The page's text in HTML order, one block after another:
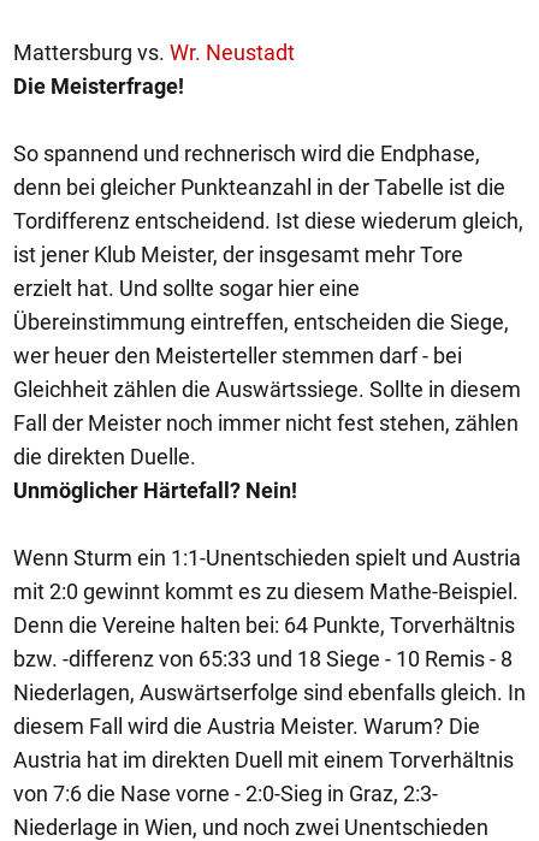
Mattersburg vs. Wr. Neustadt
Die Meisterfrage!
So spannend und rechnerisch wird die Endphase,
denn bei gleicher Punkteanzahl in der Tabelle ist die
Tordifferenz entscheidend. Ist diese wiederum gleich,
ist jener Klub Meister, der insgesamt mehr Tore
erzielt hat. Und sollte sogar hier eine
Übereinstimmung eintreffen, entscheiden die Siege,
wer heuer den Meisterteller stemmen darf - bei
Gleichheit zählen die Auswärtssiege. Sollte in diesem
Fall der Meister noch immer nicht fest stehen, zählen
die direkten Duelle.
Unmöglicher Härtefall? Nein!
Wenn Sturm ein 1:1-Unentschieden spielt und Austria
mit 2:0 gewinnt kommt es zu diesem Mathe-Beispiel.
Denn die Vereine halten bei: 64 Punkte, Torverhältnis
bzw. -differenz von 65:33 und 18 Siege - 10 Remis - 8
Niederlagen, Auswärtserfolge sind ebenfalls gleich. In
diesem Fall wird die Austria Meister. Warum? Die
Austria hat im direkten Duell mit einem Torverhältnis
von 7:6 die Nase vorne - 2:0-Sieg in Graz, 2:3-
Niederlage in Wien, und noch zwei Unentschieden